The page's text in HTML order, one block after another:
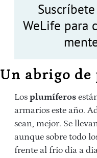
WeLife para
Un abrigo de
Los plumíferos
armarios este año.
sean, mejor. Se
aunque sobre todo
frente al frío día a